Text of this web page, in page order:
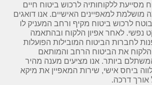
מסייעת ללקוחותיה לרכוש ביטוח חיים
למאפיינים האישיים. אנו דואגים
לרכוש ביטוח מקיף ורחב המעניק לו
נפשי. לאחר אפיון הלקוח ובהתאמה
לחברות הביטוח המובילות הפועלות
הלקוח את הביטוח הרחב והמותאם
ביותר. אנו מציעים מענה מהיר
ביחס אישי, שירות המאפיין את מיקא
אורך דרכה.